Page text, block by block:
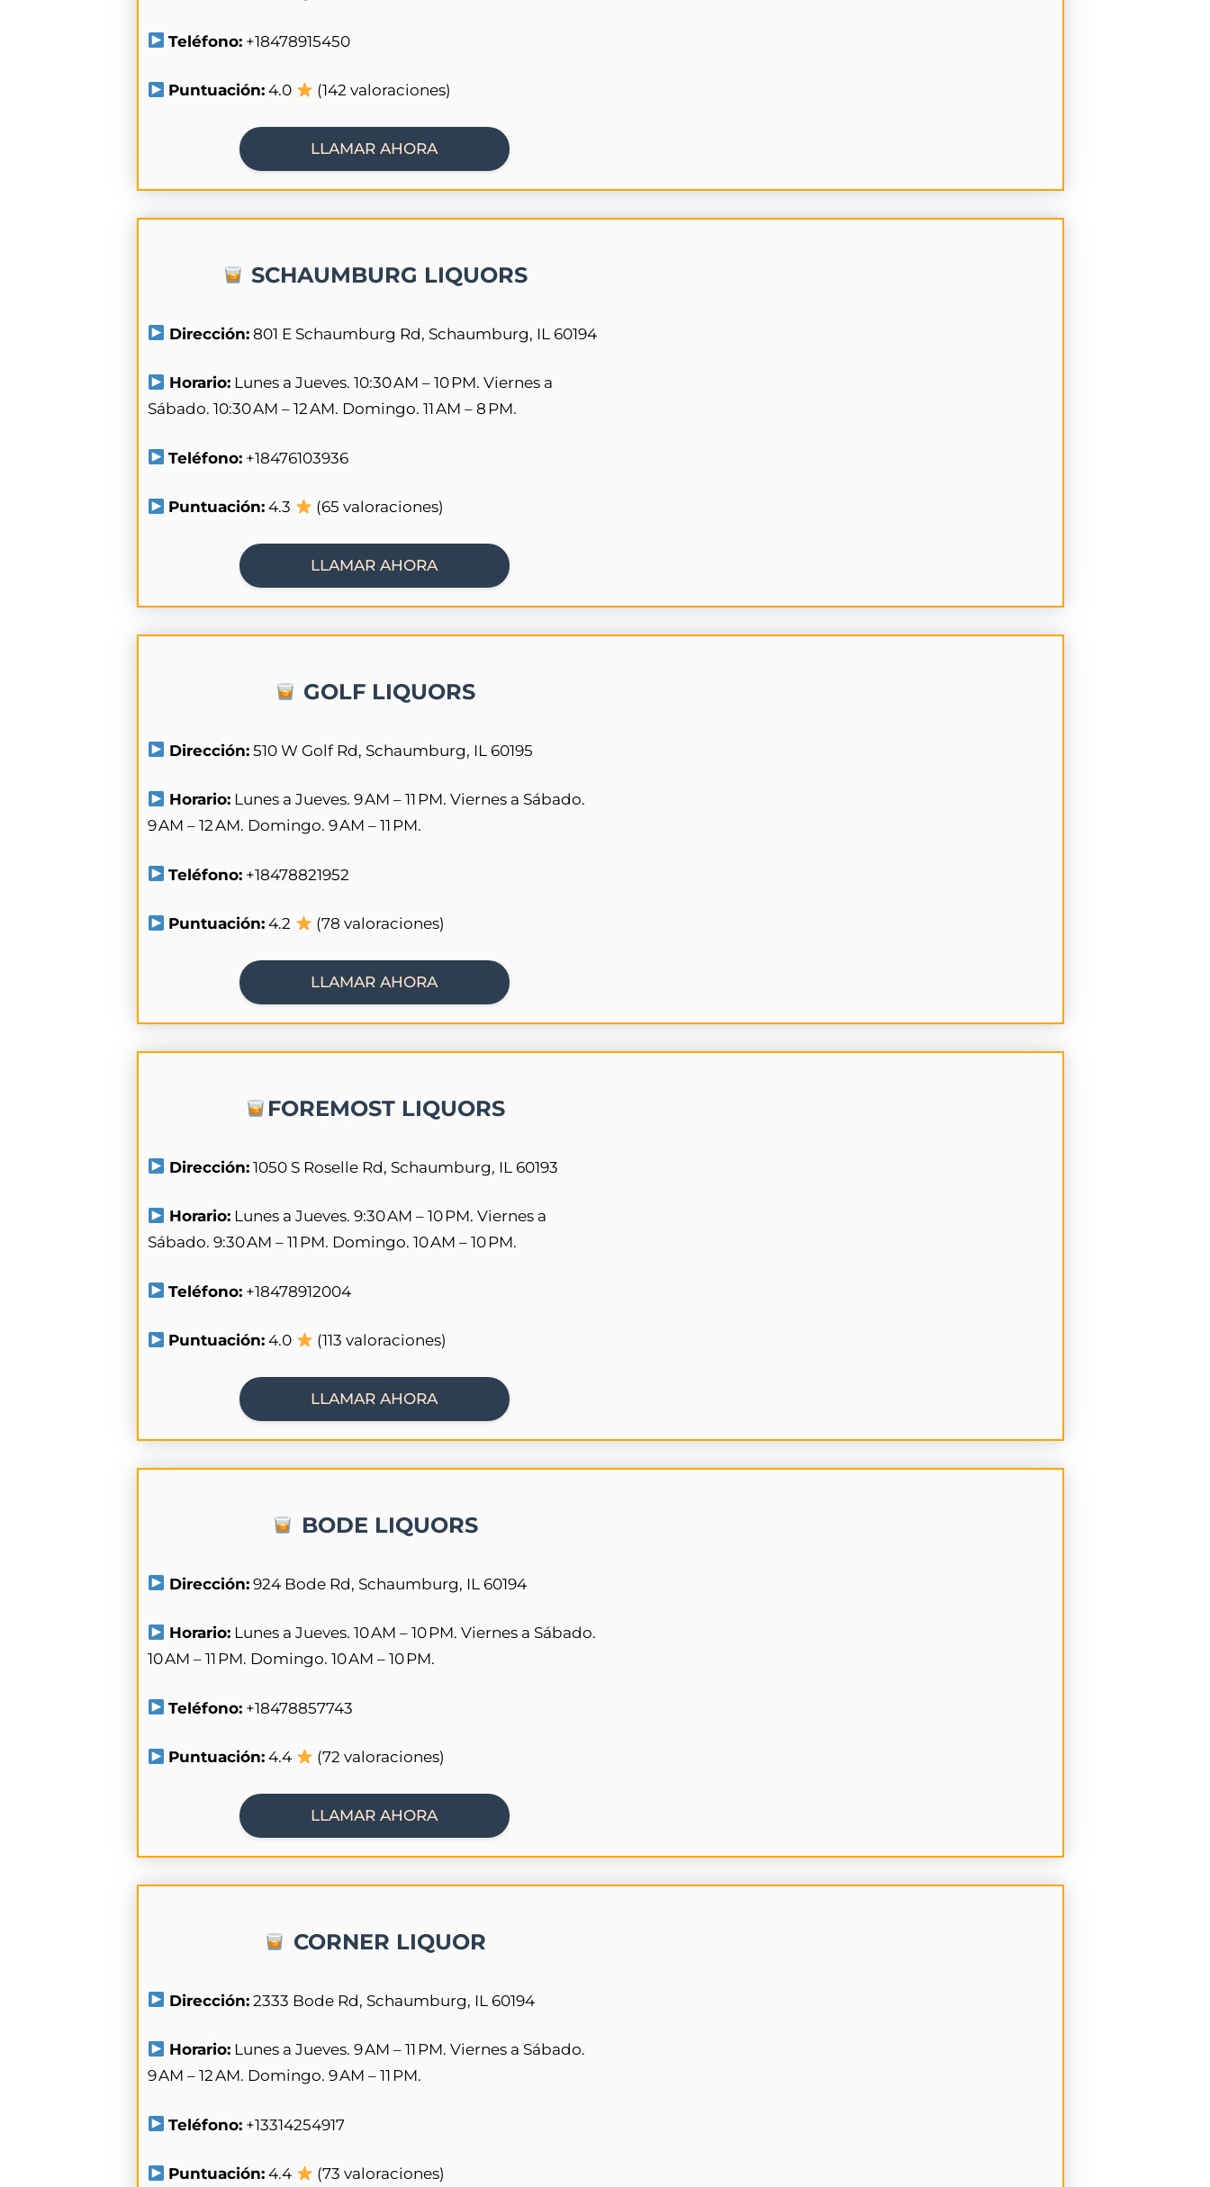
Teléfono: +18478915450
Puntuación: 4.0 (142 valoraciones)
LLAMAR AHORA
SCHAUMBURG LIQUORS
Dirección: 801 E Schaumburg Rd, Schaumburg, IL 60194
Horario: Lunes a Jueves. 10:30 AM – 10 PM. Viernes a
Sábado. 10:30 AM – 12 AM. Domingo. 11 AM – 8 PM.
Teléfono: +18476103936
Puntuación: 4.3 (65 valoraciones)
LLAMAR AHORA
GOLF LIQUORS
Dirección: 510 W Golf Rd, Schaumburg, IL 60195
Horario: Lunes a Jueves. 9 AM – 11 PM. Viernes a Sábado.
9 AM – 12 AM. Domingo. 9 AM – 11 PM.
Teléfono: +18478821952
Puntuación: 4.2 (78 valoraciones)
LLAMAR AHORA
FOREMOST LIQUORS
Dirección: 1050 S Roselle Rd, Schaumburg, IL 60193
Horario: Lunes a Jueves. 9:30 AM – 10 PM. Viernes a
Sábado. 9:30 AM – 11 PM. Domingo. 10 AM – 10 PM.
Teléfono: +18478912004
Puntuación: 4.0 (113 valoraciones)
LLAMAR AHORA
BODE LIQUORS
Dirección: 924 Bode Rd, Schaumburg, IL 60194
Horario: Lunes a Jueves. 10 AM – 10 PM. Viernes a Sábado.
10 AM – 11 PM. Domingo. 10 AM – 10 PM.
Teléfono: +18478857743
Puntuación: 4.4 (72 valoraciones)
LLAMAR AHORA
CORNER LIQUOR
Dirección: 2333 Bode Rd, Schaumburg, IL 60194
Horario: Lunes a Jueves. 9 AM – 11 PM. Viernes a Sábado.
9 AM – 12 AM. Domingo. 9 AM – 11 PM.
Teléfono: +13314254917
Puntuación: 4.4 (73 valoraciones)